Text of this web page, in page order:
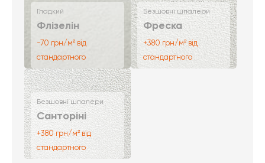
Гладкий
Флізелін
-70 грн/м² від
стандартного
Безшовні шпалери
Фреска
+380 грн/м² від
стандартного
Безшовні шпалери
Санторіні
+380 грн/м² від
стандартного